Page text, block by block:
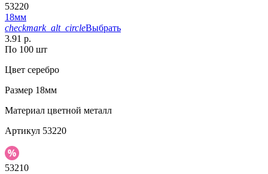
53220
18мм
checkmark_alt_circleВыбрать
3.91 р.
По 100 шт
Цвет серебро
Размер 18мм
Материал цветной металл
Артикул 53220
53210